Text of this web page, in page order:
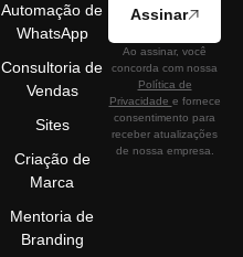
Automação de
WhatsApp
Consultoria de
Vendas
Sites
Criação de
Marca
Mentoria de
Branding
Assinar
Ao assinar, você
concorda com nossa
Política de
Privacidade e fornece
consentimento para
receber atualizações
de nossa empresa.